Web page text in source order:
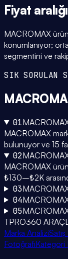
Fiyat aralığı
MACROMAX
konumlanıyor;
segmentini ve
SIK SORULAN
01
MACROMAX
bulunuyor ve 15
02
MACROMAX
₺130–₺2K
03
04MACROMAX
05
TPRO360
Marka Analizi
FotoğrafıKategori